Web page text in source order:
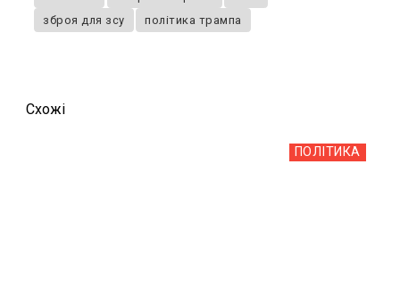
зброя для зсу
політика трампа
Схожi
ПОЛІТИКА